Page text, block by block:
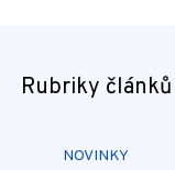
Rubriky článků
NOVINKY